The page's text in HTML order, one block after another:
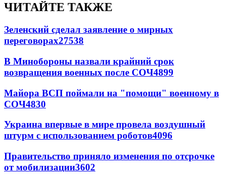
ЧИТАЙТЕ ТАКЖЕ
Зеленский сделал заявление о мирных
переговорах27538
В Минобороны назвали крайний срок
возвращения военных после СОЧ4899
Майора ВСП поймали на "помощи" военному в
СОЧ4830
Украина впервые в мире провела воздушный
штурм с использованием роботов4096
Правительство приняло изменения по отсрочке
от мобилизации3602